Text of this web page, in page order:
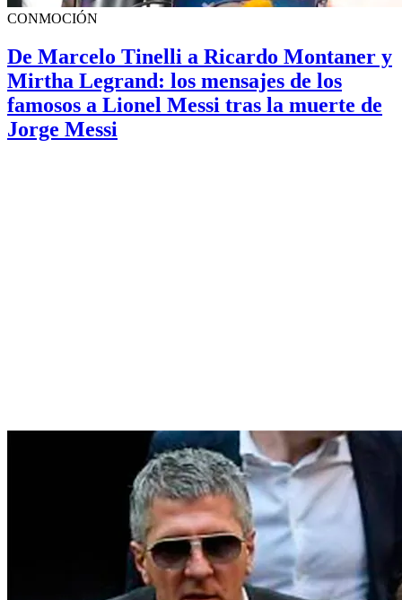
CONMOCIÓN
De Marcelo Tinelli a Ricardo Montaner y
Mirtha Legrand: los mensajes de los
famosos a Lionel Messi tras la muerte de
Jorge Messi